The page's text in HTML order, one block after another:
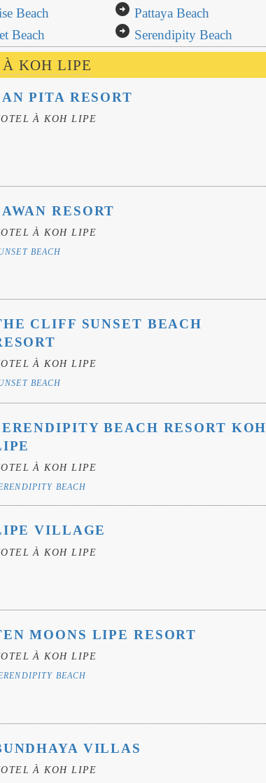
Beach arrow_circle_right Pattaya Beach
Beach arrow_circle_right Serendipity Beach
KOH LIPE
PITA RESORT
À KOH LIPE
RESORT
À KOH LIPE
BEACH
CLIFF SUNSET BEACH
À KOH LIPE
BEACH
BEACH RESORT KOH
À KOH LIPE
BEACH
VILLAGE
À KOH LIPE
MOONS LIPE RESORT
À KOH LIPE
BEACH
VILLAS
À KOH LIPE